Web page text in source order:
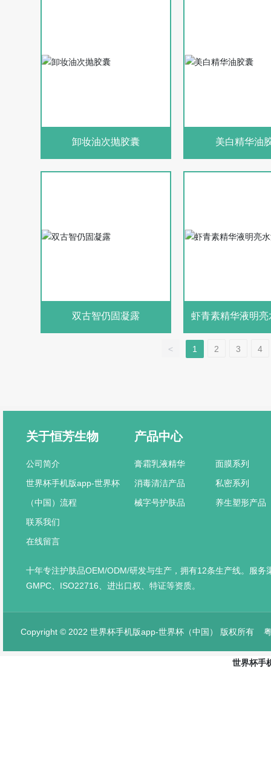
卸妆油次抛胶囊 美白精华油
双古智仍固凝露
虾青素精华液明亮
< 1 2 3 4
关于恒芳生物
公司简介
世界杯手机版app-世界杯
（中国）流程
联系我们
在线留言
产品中心
膏霜乳液精华
消毒清洁产品
械字号护肤品
面膜系列
私密系列
养生塑形产品
十年专注护肤品OEM/ODM/研发与生产，拥有12条生产线。服
GMPC、ISO22716、进出口权、特证等资质。
Copyright © 2022 世界杯手机版app-世界杯（中国） 版权所有
世界杯手